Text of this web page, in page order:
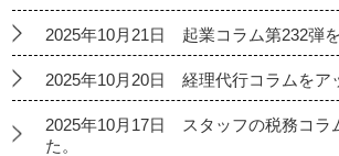
2025年10月21日 起業コラム第232弾を
2025年10月20日 経理代行コラムをア
2025年10月17日 スタッフの税務コラ
た。